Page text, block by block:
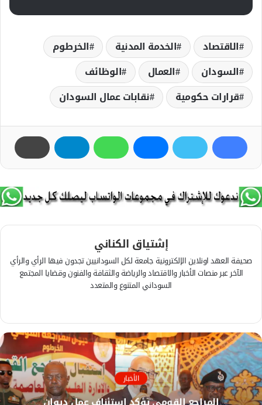
الاقتصاد الخدمة المدنية
الخرطوم
السودان
العمال
الوظائف
قرارات حكومية
نقابات عمال السودان
إشتياق الكناني
صحيفة العهد اونلاين الإلكترونية جامعة لكل السودانيين تجدون فيها الرأي والرأي
الآخر عبر منصات الأخبار والاقتصاد والرياضة والثقافة والفنون وقضايا المجتمع
السوداني المتنوع والمتعدد
و
ق
ع
ا
ل
س
ب
و
ك الأخبار